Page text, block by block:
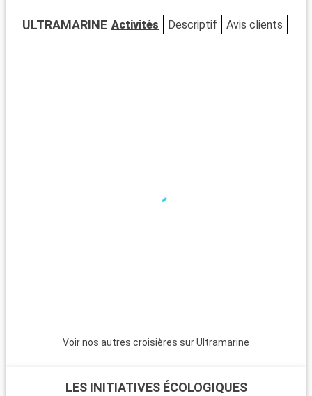
ULTRAMARINE Activités Descriptif Avis clients
Voir nos autres croisières sur Ultramarine
LES INITIATIVES ÉCOLOGIQUES